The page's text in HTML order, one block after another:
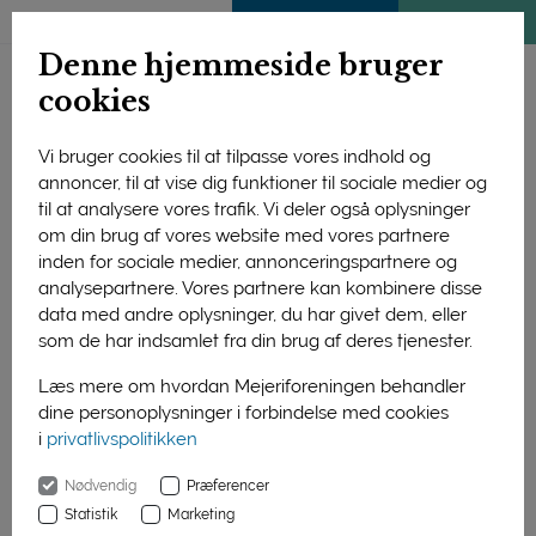
Denne hjemmeside bruger
cookies
Vi bruger cookies til at tilpasse vores indhold og
annoncer, til at vise dig funktioner til sociale medier og
til at analysere vores trafik. Vi deler også oplysninger
om din brug af vores website med vores partnere
inden for sociale medier, annonceringspartnere og
analysepartnere. Vores partnere kan kombinere disse
data med andre oplysninger, du har givet dem, eller
som de har indsamlet fra din brug af deres tjenester.
Læs mere om hvordan Mejeriforeningen behandler
dine personoplysninger i forbindelse med cookies
i privatlivspolitikken
Nødvendig
Præferencer
Statistik
Marketing
01. januar 2016